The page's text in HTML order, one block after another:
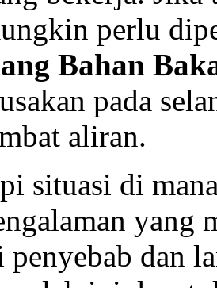
perlu
Bahan
pada
aliran.
situasi di
yang
penyebab dan